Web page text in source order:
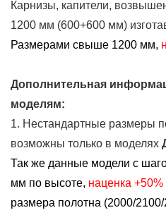
Карнизы, капители,
1200 мм (600+600 мм)
Размерами свыше 1200 мм,
Дополнительная
моделям:
1. Нестандартные размеры
возможны только в моделях
Так же данные модели с
мм по высоте, наценка +50%
размера полотна (2000/